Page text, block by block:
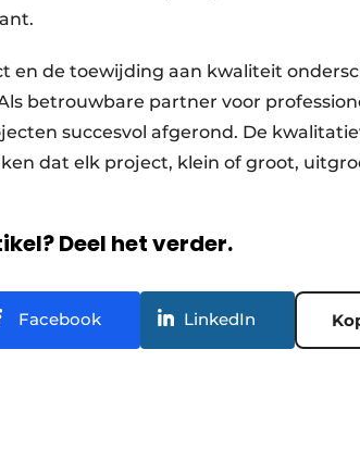
en de toewijding aan kwaliteit
betrouwbare partner voor
succesvol afgerond. De
dat elk project, klein of groot,
Deel het verder.
Facebook LinkedIn